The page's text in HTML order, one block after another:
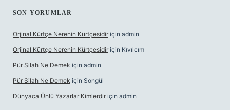
SON YORUMLAR
Orjinal Kürtçe Nerenin Kürtçesidir için admin
Orjinal Kürtçe Nerenin Kürtçesidir için Kıvılcım
Pür Silah Ne Demek için admin
Pür Silah Ne Demek için Songül
Dünyaca Ünlü Yazarlar Kimlerdir için admin